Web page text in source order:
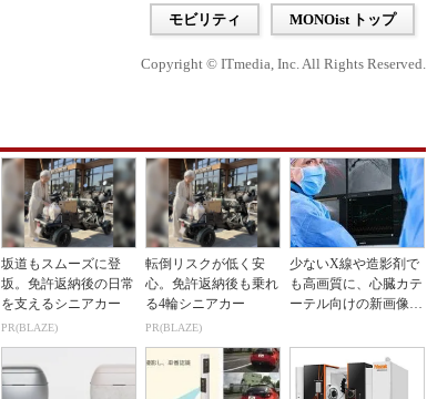
モビリティ MONOist トップ
Copyright © ITmedia, Inc. All Rights Reserved.
坂道もスムーズに登
坂。免許返納後の日常
を支えるシニアカー
PR(BLAZE)
転倒リスクが低く安
心。免許返納後も乗れ
る4輪シニアカー
PR(BLAZE)
少ないX線や造影剤で
も高画質に、心臓カテ
ーテル向けの新画像技